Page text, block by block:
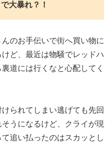
大暴れ？！
のお手伝いで街へ買い物に
ど、最近は物騒でレッドハ
道には行くなと心配してく
られてしまい逃げても先回
うになるけど、クライが現
追い払ったのはスカッとし